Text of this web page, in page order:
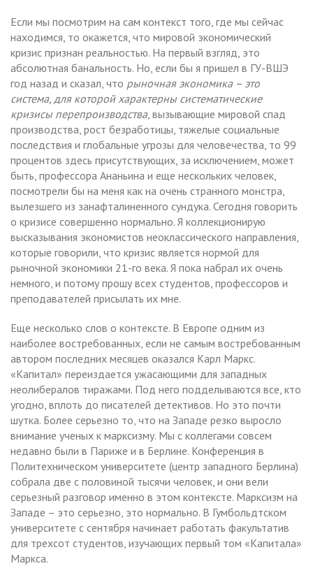
Если мы посмотрим на сам контекст того, где мы сейчас
находимся, то окажется, что мировой экономический
кризис признан реальностью. На первый взгляд, это
абсолютная банальность. Но, если бы я пришел в ГУ-ВШЭ
год назад и сказал, что рыночная экономика – это
система, для которой характерны систематические
кризисы перепроизводства, вызывающие мировой спад
производства, рост безработицы, тяжелые социальные
последствия и глобальные угрозы для человечества, то 99
процентов здесь присутствующих, за исключением, может
быть, профессора Ананьина и еще нескольких человек,
посмотрели бы на меня как на очень странного монстра,
вылезшего из занафталиненного сундука. Сегодня говорить
о кризисе совершенно нормально. Я коллекционирую
высказывания экономистов неоклассического направления,
которые говорили, что кризис является нормой для
рыночной экономики 21-го века. Я пока набрал их очень
немного, и потому прошу всех студентов, профессоров и
преподавателей присылать их мне.
Еще несколько слов о контексте. В Европе одним из
наиболее востребованных, если не самым востребованным
автором последних месяцев оказался Карл Маркс.
«Капитал» переиздается ужасающими для западных
неолибералов тиражами. Под него подделываются все, кто
угодно, вплоть до писателей детективов. Но это почти
шутка. Более серьезно то, что на Западе резко выросло
внимание ученых к марксизму. Мы с коллегами совсем
недавно были в Париже и в Берлине. Конференция в
Политехническом университете (центр западного Берлина)
собрала две с половиной тысячи человек, и они вели
серьезный разговор именно в этом контексте. Марксизм на
Западе – это серьезно, это нормально. В Гумбольдтском
университете с сентября начинает работать факультатив
для трехсот студентов, изучающих первый том «Капитала»
Маркса.